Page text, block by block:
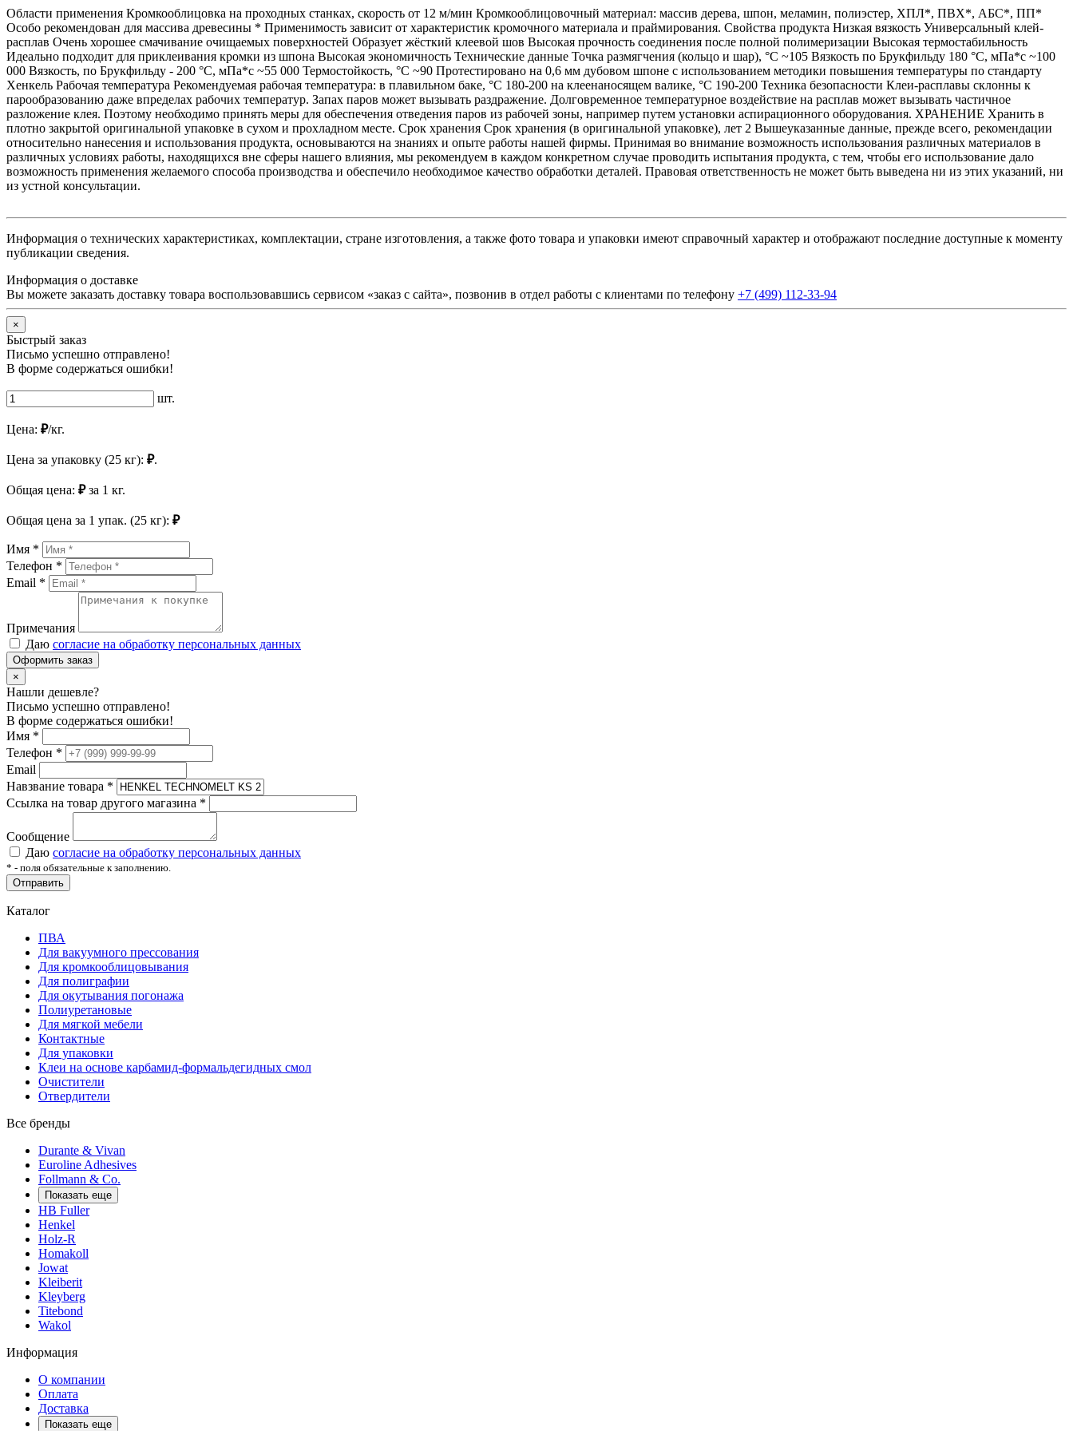
Области применения Кромкооблицовка на проходных станках, скорость от 12 м/мин Кромкооблицовочный материал: массив дерева, шпон, меламин, полиэстер, ХПЛ*, ПВХ*, АБС*, ПП*
Особо рекомендован для массива древесины * Применимость зависит от характеристик кромочного материала и праймирования. Свойства продукта Низкая вязкость Универсальный клей-
расплав Очень хорошее смачивание очищаемых поверхностей Образует жёсткий клеевой шов Высокая прочность соединения после полной полимеризации Высокая термостабильность
Идеально подходит для приклеивания кромки из шпона Высокая экономичность Технические данные Точка размягчения (кольцо и шар), °C ~105 Вязкость по Брукфильду 180 °C, мПа*с ~100
000 Вязкость, по Брукфильду - 200 °C, мПа*с ~55 000 Термостойкость, °C ~90 Протестировано на 0,6 мм дубовом шпоне с использованием методики повышения температуры по стандарту
Хенкель Рабочая температура Рекомендуемая рабочая температура: в плавильном баке, °C 180-200 на клеенаносящем валике, °C 190-200 Техника безопасности Клеи-расплавы склонны к
парообразованию даже впределах рабочих температур. Запах паров может вызывать раздражение. Долговременное температурное воздействие на расплав может вызывать частичное
разложение клея. Поэтому необходимо принять меры для обеспечения отведения паров из рабочей зоны, например путем установки аспирационного оборудования. ХРАНЕНИЕ Хранить в
плотно закрытой оригинальной упаковке в сухом и прохладном месте. Срок хранения Срок хранения (в оригинальной упаковке), лет 2 Вышеуказанные данные, прежде всего, рекомендации
относительно нанесения и использования продукта, основываются на знаниях и опыте работы нашей фирмы. Принимая во внимание возможность использования различных материалов в
различных условиях работы, находящихся вне сферы нашего влияния, мы рекомендуем в каждом конкретном случае проводить испытания продукта, с тем, чтобы его использование дало
возможность применения желаемого способа производства и обеспечило необходимое качество обработки деталей. Правовая ответственность не может быть выведена ни из этих указаний, ни
из устной консультации.
Информация о технических характеристиках, комплектации, стране изготовления, а также фото товара и упаковки имеют справочный характер и отображают последние доступные к моменту
публикации сведения.
Информация о доставке
Вы можете заказать доставку товара воспользовавшись сервисом «заказ с сайта», позвонив в отдел работы с клиентами по телефону +7 (499) 112-33-94
×
Быстрый заказ
Письмо успешно отправлено!
В форме содержаться ошибки!
шт.
Цена: ₽/кг.
Цена за упаковку (25 кг): ₽.
Общая цена: ₽за 1 кг.
Общая цена за 1 упак. (25 кг): ₽
Имя *
Телефон *
Email *
Примечания
Даю согласие на обработку персональных данных
Оформить заказ
×
Нашли дешевле?
Письмо успешно отправлено!
В форме содержаться ошибки!
Имя *
Телефон *
Email
Навзвание товара *
Ссылка на товар другого магазина *
Сообщение
Даю согласие на обработку персональных данных
* - поля обязательные к заполнению.
Отправить
Каталог
ПВА
Для вакуумного прессования
Для кромкооблицовывания
Для полиграфии
Для окутывания погонажа
Полиуретановые
Для мягкой мебели
Контактные
Для упаковки
Клеи на основе карбамид-формальдегидных смол
Очистители
Отвердители
Все бренды
Durante & Vivan
Euroline Adhesives
Follmann & Co.
Показать еще
HB Fuller
Henkel
Holz-R
Homakoll
Jowat
Kleiberit
Kleyberg
Titebond
Wakol
Информация
О компании
Оплата
Доставка
Показать еще